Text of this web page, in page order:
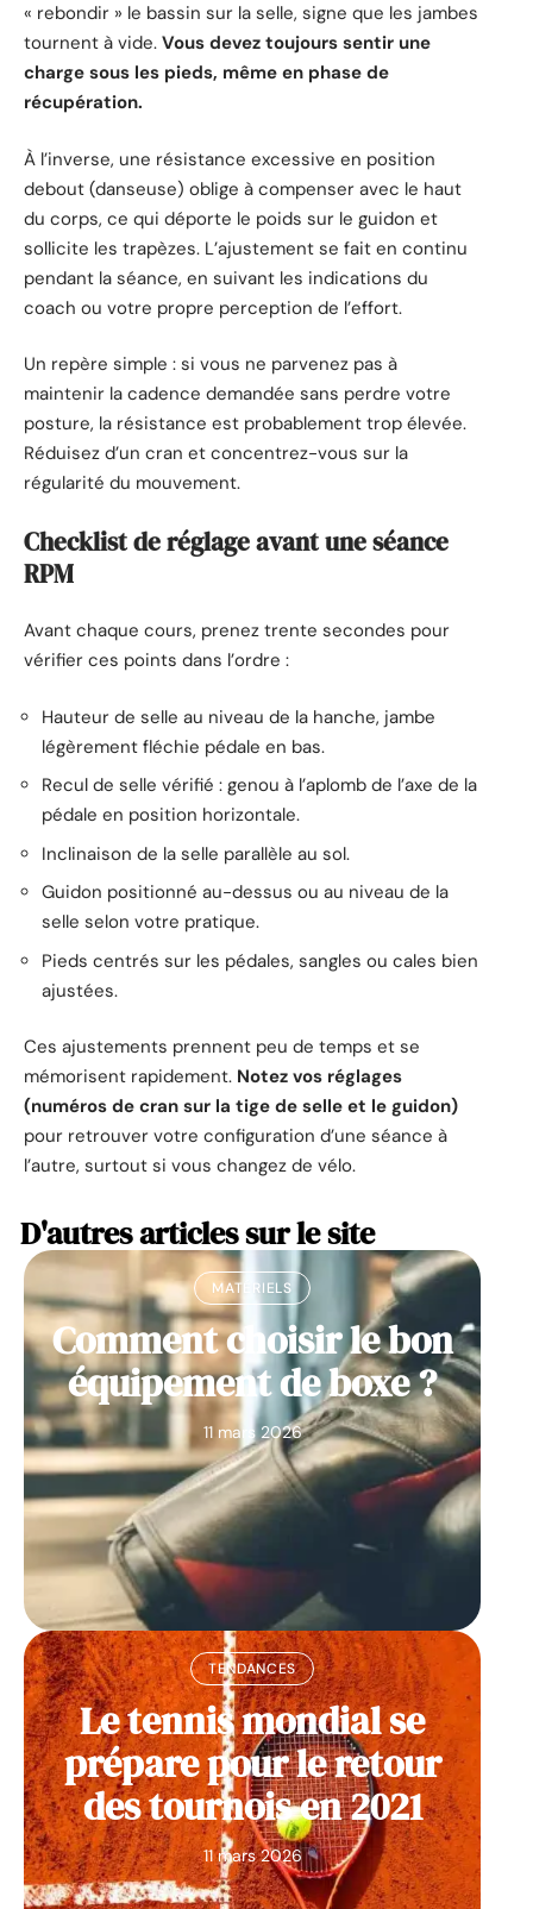
« rebondir » le bassin sur la selle, signe que les jambes
tournent à vide. Vous devez toujours sentir une
charge sous les pieds, même en phase de
récupération.
À l’inverse, une résistance excessive en position
debout (danseuse) oblige à compenser avec le haut
du corps, ce qui déporte le poids sur le guidon et
sollicite les trapèzes. L’ajustement se fait en continu
pendant la séance, en suivant les indications du
coach ou votre propre perception de l’effort.
Un repère simple : si vous ne parvenez pas à
maintenir la cadence demandée sans perdre votre
posture, la résistance est probablement trop élevée.
Réduisez d’un cran et concentrez-vous sur la
régularité du mouvement.
Checklist de réglage avant une séance
RPM
Avant chaque cours, prenez trente secondes pour
vérifier ces points dans l’ordre :
Hauteur de selle au niveau de la hanche, jambe
légèrement fléchie pédale en bas.
Recul de selle vérifié : genou à l’aplomb de l’axe de la
pédale en position horizontale.
Inclinaison de la selle parallèle au sol.
Guidon positionné au-dessus ou au niveau de la
selle selon votre pratique.
Pieds centrés sur les pédales, sangles ou cales bien
ajustées.
Ces ajustements prennent peu de temps et se
mémorisent rapidement. Notez vos réglages
(numéros de cran sur la tige de selle et le guidon)
pour retrouver votre configuration d’une séance à
l’autre, surtout si vous changez de vélo.
D'autres articles sur le site
MATÉRIELS
Comment choisir le bon
équipement de boxe ?
11 mars 2026
TENDANCES
Le tennis mondial se
prépare pour le retour
des tournois en 2021
11 mars 2026